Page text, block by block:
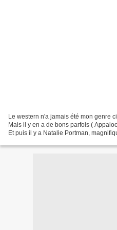
Le western n'a jamais été mon genre
Mais il y en a de bons parfois (
Et puis il y a Natalie Portman,